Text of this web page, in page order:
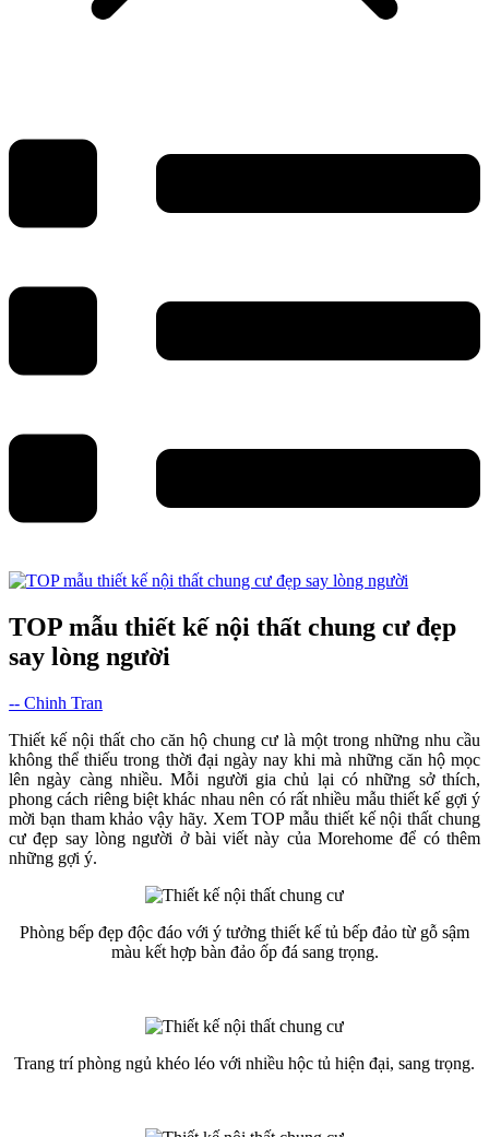
TOP mẫu thiết kế nội thất chung cư đẹp
say lòng người
-- Chinh Tran
Thiết kế nội thất cho căn hộ chung cư là một trong những nhu cầu
không thể thiếu trong thời đại ngày nay khi mà những căn hộ mọc
lên ngày càng nhiều. Mỗi người gia chủ lại có những sở thích,
phong cách riêng biệt khác nhau nên có rất nhiều mẫu thiết kế gợi ý
mời bạn tham khảo vậy hãy. Xem TOP mẫu thiết kế nội thất chung
cư đẹp say lòng người ở bài viết này của Morehome để có thêm
những gợi ý.
Phòng bếp đẹp độc đáo với ý tưởng thiết kế tủ bếp đảo từ gỗ sậm
màu kết hợp bàn đảo ốp đá sang trọng.
Trang trí phòng ngủ khéo léo với nhiều hộc tủ hiện đại, sang trọng.